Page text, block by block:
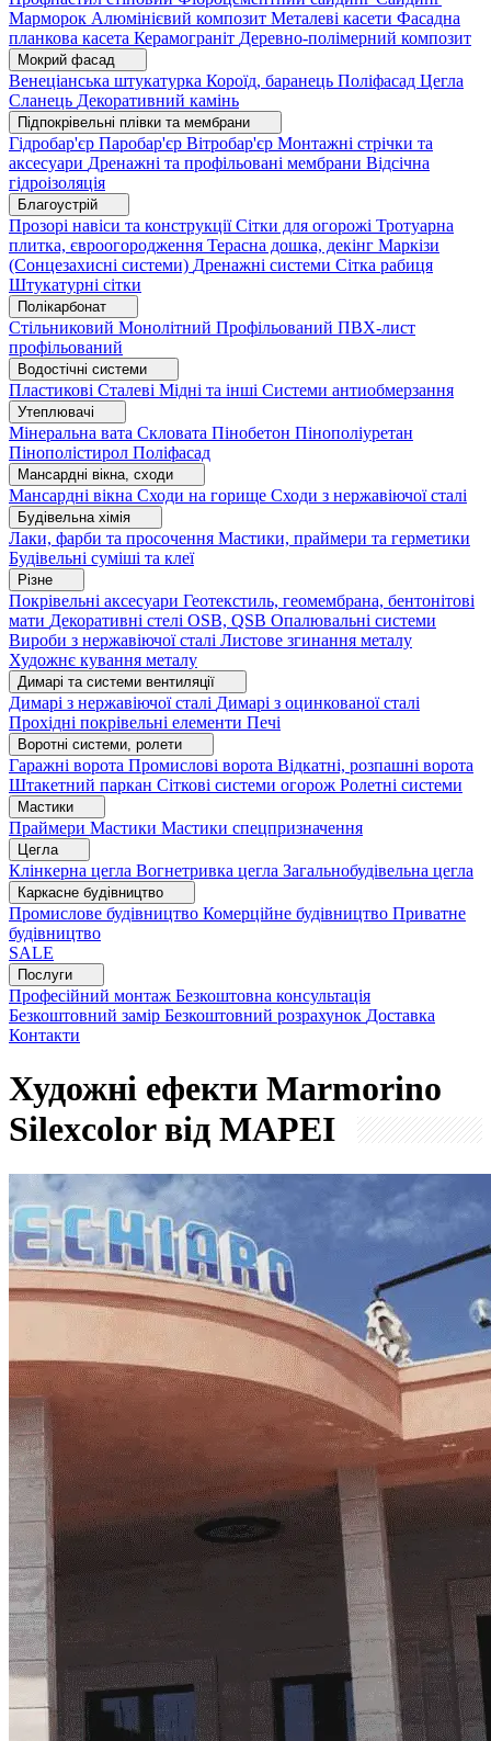
Марморок Алюмінієвий композит Металеві касети Фасадна
планкова касета Керамограніт Деревно-полімерний композит
Мокрий фасад
Венеціанська штукатурка Короїд, баранець Поліфасад Цегла
Сланець Декоративний камінь
Підпокрівельні плівки та мембрани
Гідробар'єр Паробар'єр Вітробар'єр Монтажні стрічки та
аксесуари Дренажні та профільовані мембрани Відсічна
гідроізоляція
Благоустрій
Прозорі навіси та конструкціїСітки для огорожі Тротуарна
плитка, євроогородження Терасна дошка, декінг Маркізи
(Сонцезахисні системи) Дренажні системи Сітка рабиця
Штукатурні сітки
Полікарбонат
Стільниковий Монолітний Профільований ПВХ-лист
профільований
Водостічні системи
Пластикові Сталеві Мідні та інші Системи антиобмерзання
Утеплювачі
Мінеральна вата Скловата Пінобетон Пінополіуретан
Пінополістирол Поліфасад
Мансардні вікна, сходи
Мансардні вікна Сходи на горище Сходи з нержавіючої сталі
Будівельна хімія
Лаки, фарби та просочення Мастики, праймери та герметики
Будівельні суміші та клеї
Різне
Покрівельні аксесуари Геотекстиль, геомембрана, бентонітові
мати Декоративні стелі OSB, QSB Опалювальні системи
Вироби з нержавіючої сталі Листове згинання металу
Художнє кування металу
Димарі та системи вентиляції
Димарі з нержавіючої сталі Димарі з оцинкованої сталі
Прохідні покрівельні елементи Печі
Воротні системи, ролети
Гаражні ворота Промислові ворота Відкатні, розпашні ворота
Штакетний паркан Сіткові системи огорож Ролетні системи
Мастики
Праймери Мастики Мастики спецпризначення
Цегла
Клінкерна цегла Вогнетривка цегла Загальнобудівельна цегла
Каркасне будівництво
Промислове будівництво Комерційне будівництво Приватне
будівництво
SALE
Послуги
Професійний монтаж Безкоштовна консультація
Безкоштовний замір Безкоштовний розрахунок Доставка
Контакти
Художні ефекти Marmorino
Silexcolor від MAPEI